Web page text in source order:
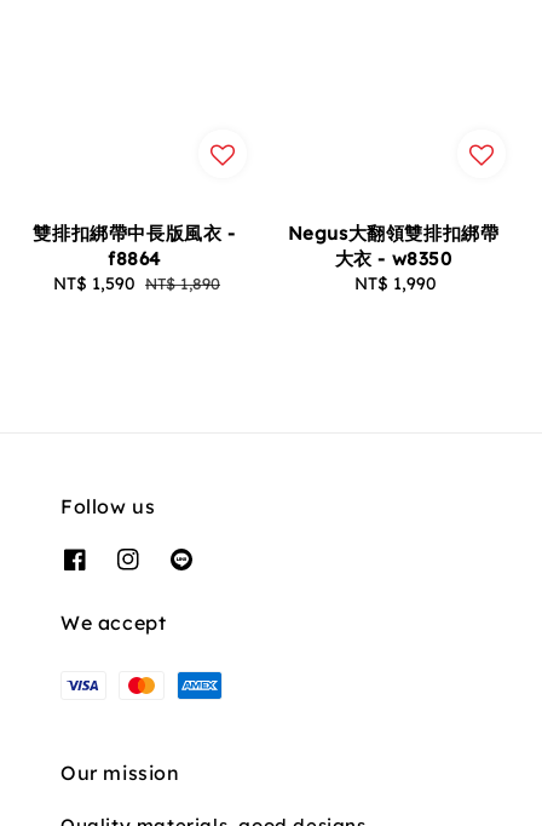
雙排扣綁帶中長版風衣 -
f8864
Sale
NT$ 1,590 Regular
NT$ 1,890
Negus大翻領雙排扣綁帶
大衣 - w8350
Regular
NT$ 1,990
Follow us
We accept
Our mission